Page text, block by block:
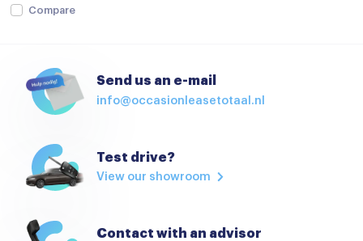
Anti doorSlip Regeling
Bandenspanningscontrolesysteem
Brake Assist System
Hill hold functie
Isofix bevestiging voor kinderzitjes
Rijstrooksensor
Compare
Send us an e-mail
info@occasionleasetotaal.nl
Test drive?
View our showroom
Contact with an advisor